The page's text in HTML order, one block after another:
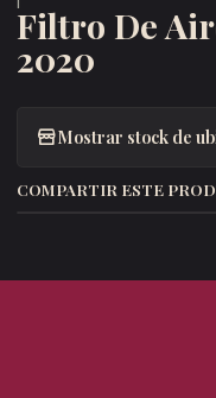
Filtro De
2020
Mostrar stock de
COMPARTIR ESTE